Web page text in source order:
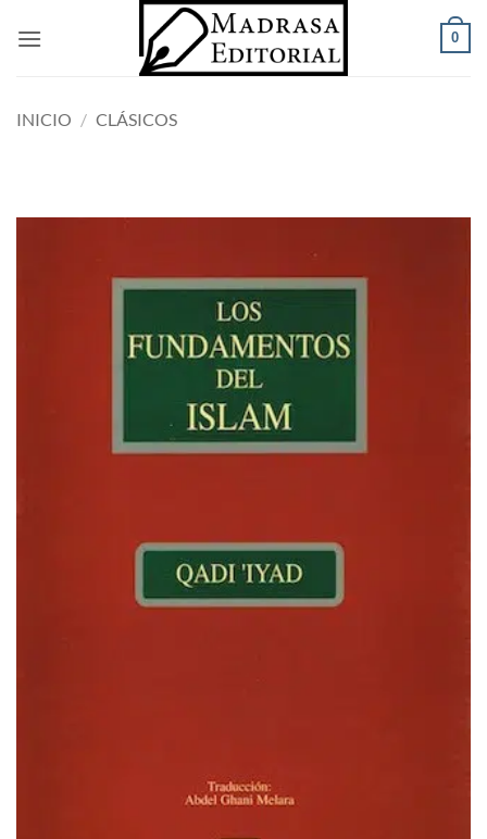
0
INICIO / CLÁSICOS